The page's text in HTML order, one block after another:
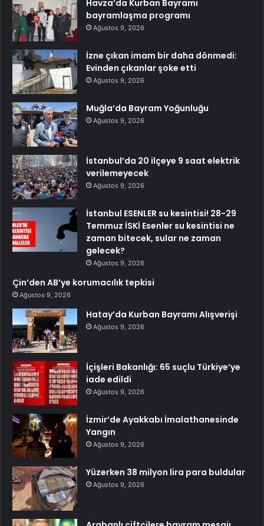
Havza’da Kurban Bayramı
bayramlaşma programı
Ağustos 9, 2026
İzne çıkan imam bir daha dönmedi:
Evinden çıkanlar şoke etti
Ağustos 9, 2026
Muğla’da Bayram Yoğunluğu
Ağustos 9, 2026
İstanbul’da 20 ilçeye 9 saat elektrik
verilemeyecek
Ağustos 9, 2026
İstanbul ESENLER su kesintisi! 28-29
Temmuz İSKİ Esenler su kesintisi ne
zaman bitecek, sular ne zaman
gelecek?
Ağustos 9, 2026
Çin’den AB’ye korumacılık tepkisi
Ağustos 9, 2026
Hatay’da Kurban Bayramı Alışverişi
Ağustos 9, 2026
İçişleri Bakanlığı: 65 suçlu Türkiye’ye
iade edildi
Ağustos 9, 2026
İzmir’de Ayakkabı İmalathanesinde
Yangın
Ağustos 9, 2026
Yüzerken 38 milyon lira para buldular
Ağustos 9, 2026